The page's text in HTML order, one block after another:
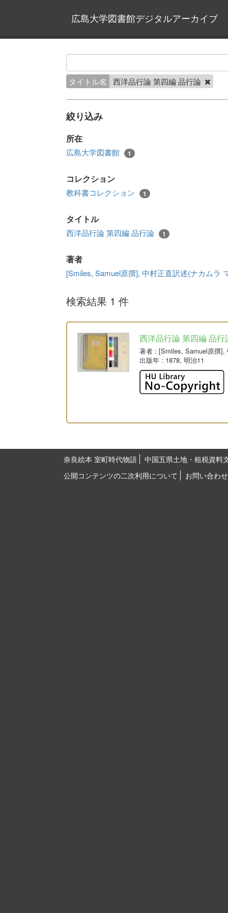
広島大学図書館デジタルアーカイブ
タイトル名 西洋品行論 第四編 品行論
絞り込み
所在
広島大学図書館 1
コレクション
教科書コレクション 1
タイトル
西洋品行論 第四編 品行論 1
著者
[Smiles, Samuel原撰], 中村正直訳述(ナカムラ
検索結果 1 件
西洋品行論 第四編 品行
著者 : [Smiles, Samuel原撰
出版年 : 1878, 明治11
奈良絵本 室町時代物語
中国五県土地・租税資料
公開コンテンツの二次利用について
お問い合わせ